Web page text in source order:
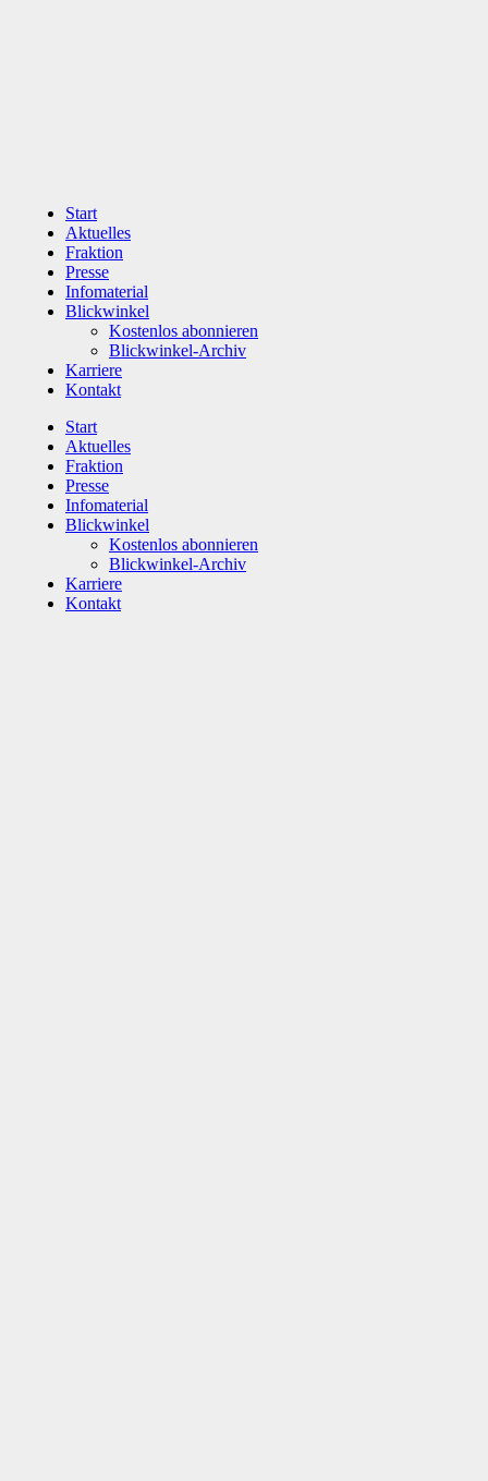
Start
Aktuelles
Fraktion
Presse
Infomaterial
Blickwinkel
Kostenlos abonnieren
Blickwinkel-Archiv
Karriere
Kontakt
Start
Aktuelles
Fraktion
Presse
Infomaterial
Blickwinkel
Kostenlos abonnieren
Blickwinkel-Archiv
Karriere
Kontakt